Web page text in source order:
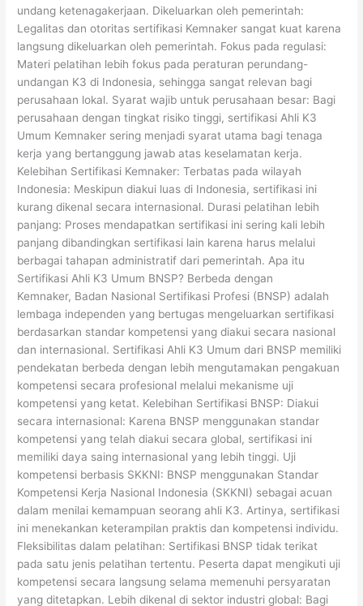
undang ketenagakerjaan. Dikeluarkan oleh pemerintah:
Legalitas dan otoritas sertifikasi Kemnaker sangat kuat karena
langsung dikeluarkan oleh pemerintah. Fokus pada regulasi:
Materi pelatihan lebih fokus pada peraturan perundang-
undangan K3 di Indonesia, sehingga sangat relevan bagi
perusahaan lokal. Syarat wajib untuk perusahaan besar: Bagi
perusahaan dengan tingkat risiko tinggi, sertifikasi Ahli K3
Umum Kemnaker sering menjadi syarat utama bagi tenaga
kerja yang bertanggung jawab atas keselamatan kerja.
Kelebihan Sertifikasi Kemnaker: Terbatas pada wilayah
Indonesia: Meskipun diakui luas di Indonesia, sertifikasi ini
kurang dikenal secara internasional. Durasi pelatihan lebih
panjang: Proses mendapatkan sertifikasi ini sering kali lebih
panjang dibandingkan sertifikasi lain karena harus melalui
berbagai tahapan administratif dari pemerintah. Apa itu
Sertifikasi Ahli K3 Umum BNSP? Berbeda dengan
Kemnaker, Badan Nasional Sertifikasi Profesi (BNSP) adalah
lembaga independen yang bertugas mengeluarkan sertifikasi
berdasarkan standar kompetensi yang diakui secara nasional
dan internasional. Sertifikasi Ahli K3 Umum dari BNSP memiliki
pendekatan berbeda dengan lebih mengutamakan pengakuan
kompetensi secara profesional melalui mekanisme uji
kompetensi yang ketat. Kelebihan Sertifikasi BNSP: Diakui
secara internasional: Karena BNSP menggunakan standar
kompetensi yang telah diakui secara global, sertifikasi ini
memiliki daya saing internasional yang lebih tinggi. Uji
kompetensi berbasis SKKNI: BNSP menggunakan Standar
Kompetensi Kerja Nasional Indonesia (SKKNI) sebagai acuan
dalam menilai kemampuan seorang ahli K3. Artinya, sertifikasi
ini menekankan keterampilan praktis dan kompetensi individu.
Fleksibilitas dalam pelatihan: Sertifikasi BNSP tidak terikat
pada satu jenis pelatihan tertentu. Peserta dapat mengikuti uji
kompetensi secara langsung selama memenuhi persyaratan
yang ditetapkan. Lebih dikenal di sektor industri global: Bagi